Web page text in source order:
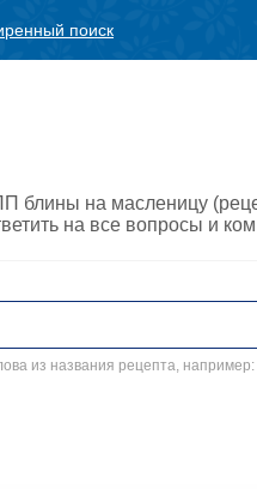
поиск
блины на масленицу
на все вопросы и
из названия рецепта, например: